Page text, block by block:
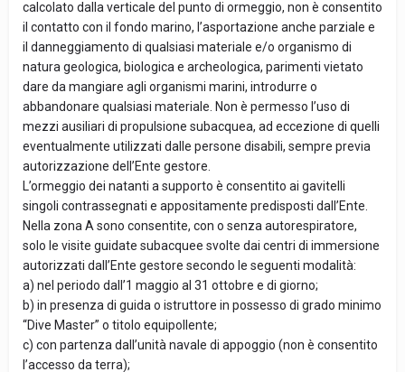
calcolato dalla verticale del punto di ormeggio, non è consentito
il contatto con il fondo marino, l’asportazione anche parziale e
il danneggiamento di qualsiasi materiale e/o organismo di
natura geologica, biologica e archeologica, parimenti vietato
dare da mangiare agli organismi marini, introdurre o
abbandonare qualsiasi materiale. Non è permesso l’uso di
mezzi ausiliari di propulsione subacquea, ad eccezione di quelli
eventualmente utilizzati dalle persone disabili, sempre previa
autorizzazione dell’Ente gestore.
L’ormeggio dei natanti a supporto è consentito ai gavitelli
singoli contrassegnati e appositamente predisposti dall’Ente.
Nella zona A sono consentite, con o senza autorespiratore,
solo le visite guidate subacquee svolte dai centri di immersione
autorizzati dall’Ente gestore secondo le seguenti modalità:
a) nel periodo dall’1 maggio al 31 ottobre e di giorno;
b) in presenza di guida o istruttore in possesso di grado minimo
“Dive Master” o titolo equipollente;
c) con partenza dall’unità navale di appoggio (non è consentito
l’accesso da terra);